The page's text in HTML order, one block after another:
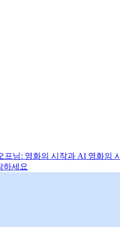
프닝: 영화의 시작과 AI 영화의
하세요